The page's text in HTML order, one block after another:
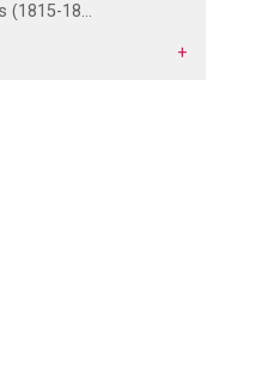
Le général Séré de Rivières (1815-1895) effectue une carrière riche et complète d'officier du génie. Issu de l'École polytechnique, il assume des responsabilités de niveau national après la défaite de 1871, lorsque la direction du Service du génie lui est confiée. Il contribue alors à la préparation de la Revanche en mettant en œuvre un système de fortifications sans précédent par son ampleur : plus de six cents ouvrages en moins de dix ans, infiniment plus que Vauban en trente ans. Le système de fortifications Séré de Rivières connaît le baptême du feu en 1914. "Les Français doivent reconnaître la simple et pratique grandeur de la conception du général Séré de Rivières" écrivait Charles de Gaulle en 1925
+